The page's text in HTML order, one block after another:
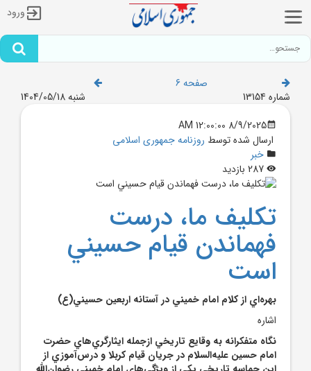
ورود
صفحه 6
شماره 13154
شنبه 1404/05/18
8/9/2025 12:00:00 AM
ارسال شده توسط روزنامه جمهوری اسلامی
خبر
تکليف ما، درست
فهماندن قيام حسيني
است
بهره‌اي از کلام امام خميني در آستانه اربعين حسيني(ع)
اشاره
نگاه متفکرانه به وقايع تاريخي ازجمله ايثارگري‌هاي حضرت
امام حسين عليه‌السلام در جريان قيام کربلا و درس‌آموزي از